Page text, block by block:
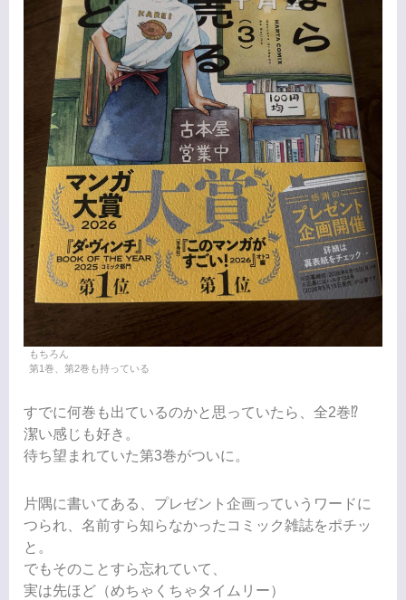
もちろん
第1巻、第2巻も持っている
すでに何巻も出ているのかと思っていたら、全2巻⁉︎
潔い感じも好き。
待ち望まれていた第3巻がついに。
片隅に書いてある、プレゼント企画っていうワードに
つられ、名前すら知らなかったコミック雑誌をポチッ
と。
でもそのことすら忘れていて、
実は先ほど（めちゃくちゃタイムリー）